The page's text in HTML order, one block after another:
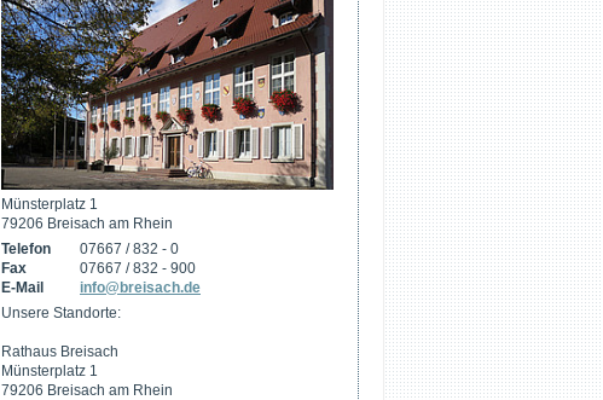
Münsterplatz 1
79206 Breisach am Rhein
Telefon
07667 / 832 - 0
Fax
07667 / 832 - 900
E-Mail
info@breisach.de
Unsere Standorte:
Rathaus Breisach
Münsterplatz 1
79206 Breisach am Rhein